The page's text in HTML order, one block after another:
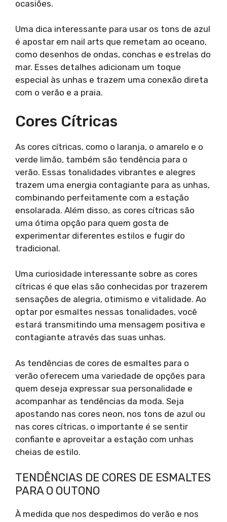
ocasiões.
Uma dica interessante para usar os tons de azul
é apostar em nail arts que remetam ao oceano,
como desenhos de ondas, conchas e estrelas do
mar. Esses detalhes adicionam um toque
especial às unhas e trazem uma conexão direta
com o verão e a praia.
Cores Cítricas
As cores cítricas, como o laranja, o amarelo e o
verde limão, também são tendência para o
verão. Essas tonalidades vibrantes e alegres
trazem uma energia contagiante para as unhas,
combinando perfeitamente com a estação
ensolarada. Além disso, as cores cítricas são
uma ótima opção para quem gosta de
experimentar diferentes estilos e fugir do
tradicional.
Uma curiosidade interessante sobre as cores
cítricas é que elas são conhecidas por trazerem
sensações de alegria, otimismo e vitalidade. Ao
optar por esmaltes nessas tonalidades, você
estará transmitindo uma mensagem positiva e
contagiante através das suas unhas.
As tendências de cores de esmaltes para o
verão oferecem uma variedade de opções para
quem deseja expressar sua personalidade e
acompanhar as tendências da moda. Seja
apostando nas cores neon, nos tons de azul ou
nas cores cítricas, o importante é se sentir
confiante e aproveitar a estação com unhas
cheias de estilo.
TENDÊNCIAS DE CORES DE ESMALTES
PARA O OUTONO
À medida que nos despedimos do verão e nos